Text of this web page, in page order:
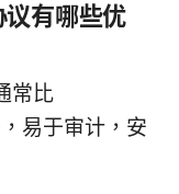
有哪些优
常比
易于审计，安